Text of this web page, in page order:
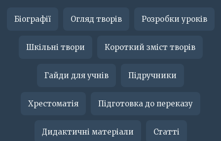
Біографії Огляд творів Розробки уроків
Шкільні твори Короткий зміст творів
Гайди для учнів Підручники
Хрестоматія Підготовка до переказу
Дидактичні матеріали Статті